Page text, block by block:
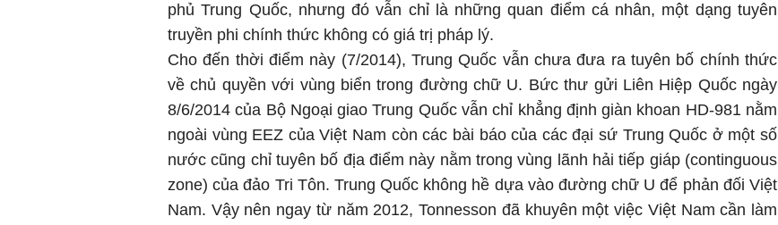
phủ Trung Quốc, nhưng đó vẫn chỉ là những quan điểm cá nhân, một dạng tuyên
truyền phi chính thức không có giá trị pháp lý.
Cho đến thời điểm này (7/2014), Trung Quốc vẫn chưa đưa ra tuyên bố chính thức
về chủ quyền với vùng biển trong đường chữ U. Bức thư gửi Liên Hiệp Quốc ngày
8/6/2014 của Bộ Ngoại giao Trung Quốc vẫn chỉ khẳng định giàn khoan HD-981 nằm
ngoài vùng EEZ của Việt Nam còn các bài báo của các đại sứ Trung Quốc ở một số
nước cũng chỉ tuyên bố địa điểm này nằm trong vùng lãnh hải tiếp giáp (continguous
zone) của đảo Tri Tôn. Trung Quốc không hề dựa vào đường chữ U để phản đối Việt
Nam. Vậy nên ngay từ năm 2012, Tonnesson đã khuyên một việc Việt Nam cần làm